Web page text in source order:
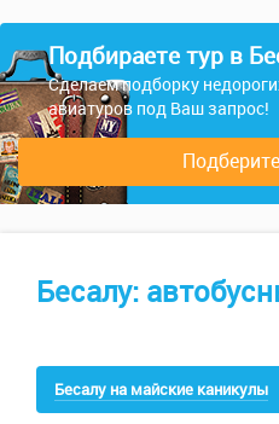
Подбираете тур в
Сделаем подборку
авиатуров под Ваш запрос!
Бесалу:
Бесалу на майские каникулы